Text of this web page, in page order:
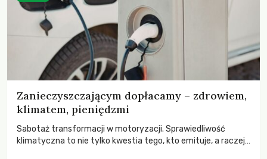
Zanieczyszczającym dopłacamy – zdrowiem,
klimatem, pieniędzmi
Sabotaż transformacji w motoryzacji. Sprawiedliwość
klimatyczna to nie tylko kwestia tego, kto emituje, a raczej